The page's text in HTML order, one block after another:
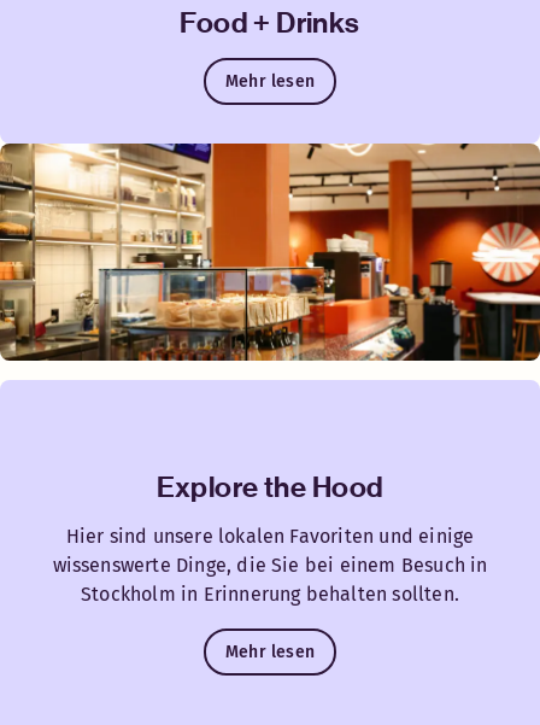
Food + Drinks
Mehr lesen
Explore the Hood
Hier sind unsere lokalen Favoriten und einige
wissenswerte Dinge, die Sie bei einem Besuch in
Stockholm in Erinnerung behalten sollten.
Mehr lesen